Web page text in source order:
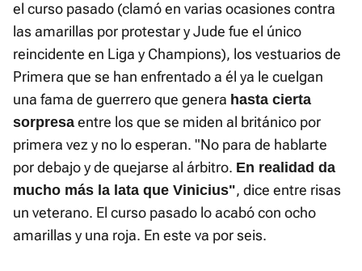
el curso pasado (clamó en varias ocasiones contra
las amarillas por protestar y Jude fue el único
reincidente en Liga y Champions), los vestuarios de
Primera que se han enfrentado a él ya le cuelgan
una fama de guerrero que genera hasta cierta
sorpresa entre los que se miden al británico por
primera vez y no lo esperan. "No para de hablarte
por debajo y de quejarse al árbitro. En realidad da
mucho más la lata que Vinicius", dice entre risas
un veterano. El curso pasado lo acabó con ocho
amarillas y una roja. En este va por seis.